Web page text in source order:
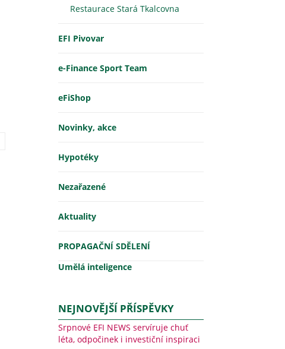
Restaurace Stará Tkalcovna
EFI Pivovar
e-Finance Sport Team
eFiShop
Novinky, akce
Hypotéky
Nezařazené
Aktuality
PROPAGAČNÍ SDĚLENÍ
Umělá inteligence
NEJNOVĚJŠÍ PŘÍSPĚVKY
Srpnové EFI NEWS servíruje chuť
léta, odpočinek i investiční inspiraci